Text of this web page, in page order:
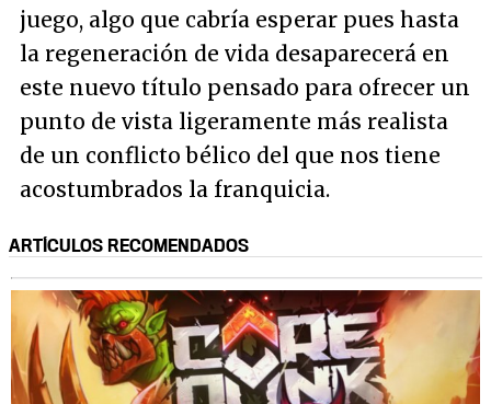
juego, algo que cabría esperar pues hasta
la regeneración de vida desaparecerá en
este nuevo título pensado para ofrecer un
punto de vista ligeramente más realista
de un conflicto bélico del que nos tiene
acostumbrados la franquicia.
ARTÍCULOS RECOMENDADOS